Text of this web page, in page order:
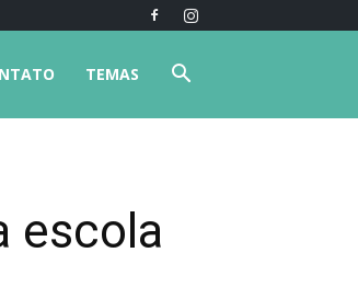
TEMAS
escola